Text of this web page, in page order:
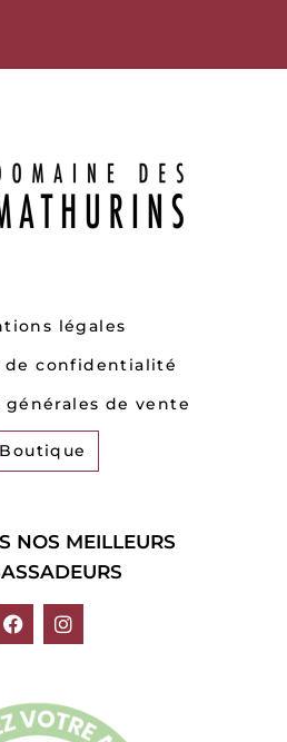
légales
de confidentialité
de vente
Boutique
NOS MEILLEURS
F
e
b
I
t
a